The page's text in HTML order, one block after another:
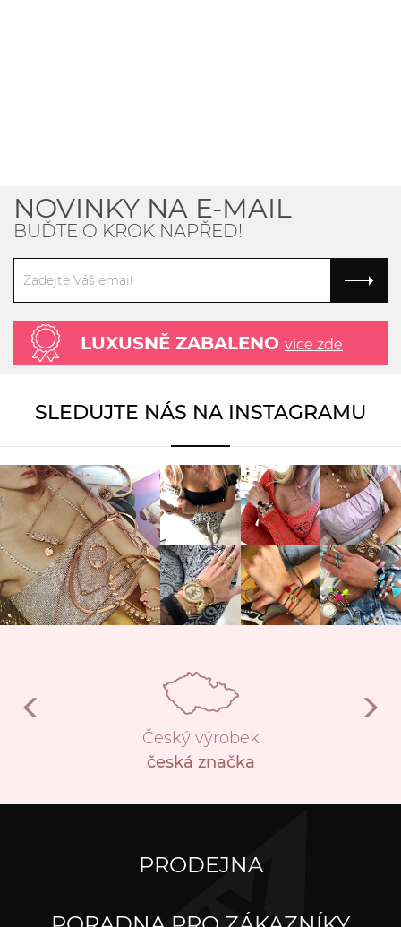
NOVINKY NA E-MAIL
BUĎTE O KROK NAPŘED!
LUXUSNĚ ZABALENO více zde
SLEDUJTE NÁS NA INSTAGRAMU
Český výrobek
česká značka
PRODEJNA